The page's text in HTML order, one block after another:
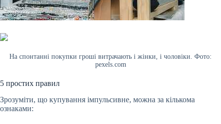
На спонтанні покупки гроші витрачають і жінки, і чоловіки. Фото:
pexels.com
5 простих правил
Зрозуміти, що купування імпульсивне, можна за кількома
ознаками: